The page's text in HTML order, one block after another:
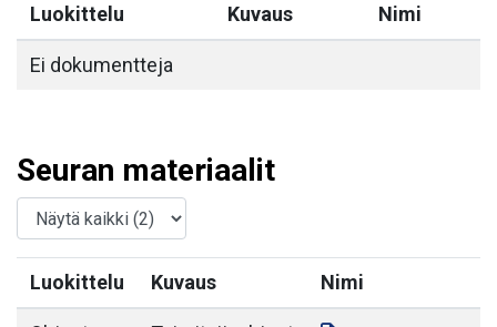
Luokittelu Kuvaus Nimi
Ei dokumentteja
Seuran materiaalit
Luokittelu Kuvaus Nimi